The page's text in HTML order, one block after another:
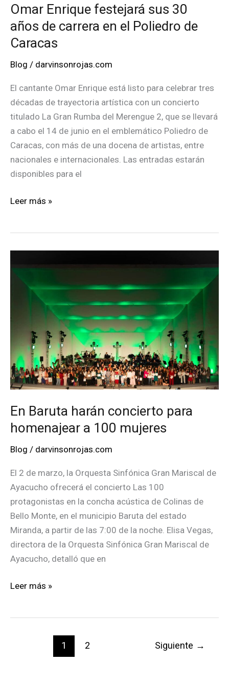
Omar Enrique festejará sus 30
años de carrera en el Poliedro de
Caracas
Blog / darvinsonrojas.com
El cantante Omar Enrique está listo para celebrar tres
décadas de trayectoria artística con un concierto
titulado La Gran Rumba del Merengue 2, que se llevará
a cabo el 14 de junio en el emblemático Poliedro de
Caracas, con más de una docena de artistas, entre
nacionales e internacionales. Las entradas estarán
disponibles para el
Omar
años
carrera
Poliedro
de
Caracas
Leer más »
En Baruta harán concierto para
homenajear a 100 mujeres
Blog / darvinsonrojas.com
El 2 de marzo, la Orquesta Sinfónica Gran Mariscal de
Ayacucho ofrecerá el concierto Las 100
protagonistas en la concha acústica de Colinas de
Bello Monte, en el municipio Baruta del estado
Miranda, a partir de las 7:00 de la noche. Elisa Vegas,
directora de la Orquesta Sinfónica Gran Mariscal de
Ayacucho, detalló que en
En
homenajear
Leer más »
1 2 Siguiente →